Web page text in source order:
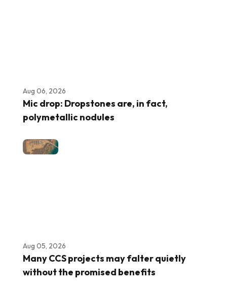
Aug 06, 2026
Mic drop: Dropstones are, in fact,
polymetallic nodules
Aug 05, 2026
Many CCS projects may falter quietly
without the promised benefits